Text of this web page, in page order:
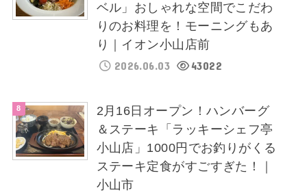
ベル」おしゃれな空間でこだわ
りのお料理を！モーニングもあ
り｜イオン小山店前
2026.06.03 43022
2月16日オープン！ハンバーグ
＆ステーキ「ラッキーシェフ亭
小山店」1000円でお釣りがくる
ステーキ定食がすごすぎた！｜
小山市